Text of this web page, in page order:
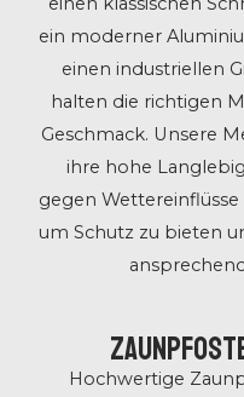
ein moderner
einen industriellen
halten die richtigen
Geschmack. Unsere
ihre hohe
gegen
um Schutz zu bieten
Hochwertige